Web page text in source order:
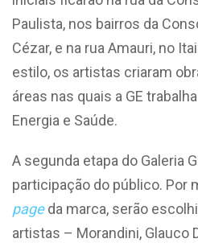
Paulista, nos bairros da
Cézar, e na rua Amauri, no
estilo, os artistas criaram
áreas nas quais a GE
Energia e Saúde.
A segunda etapa do Galeria
participação do público. Por
pageda marca, serão
artistas – Morandini, Glauco